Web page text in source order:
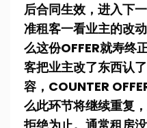
后合同生效，进入下
准租客一看业主的改
么这份OFFER就寿终
客把业主改了东西认
容，COUNTER
么此环节将继续重复